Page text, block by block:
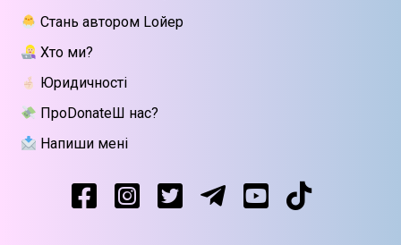
Стань автором Lойер
Хто ми?
Юридичності
ПроDonateШ нас?
Напиши мені